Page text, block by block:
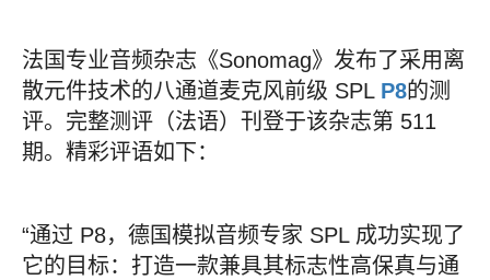
法国专业音频杂志《Sonomag》发布了采用离
散元件技术的八通道麦克风前级 SPL P8的测
评。完整测评（法语）刊登于该杂志第 511
期。精彩评语如下：
“通过 P8，德国模拟音频专家 SPL 成功实现了
它的目标：打造一款兼具其标志性高保真与通